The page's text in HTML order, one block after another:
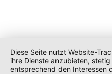
Diese Seite nutzt Website-
ihre Dienste anzubieten,
entsprechend den Interessen